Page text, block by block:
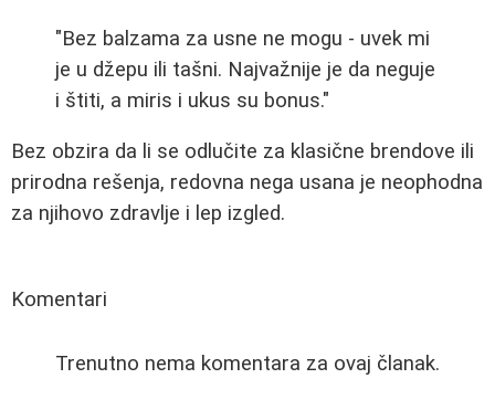
"Bez balzama za usne ne mogu - uvek mi
je u džepu ili tašni. Najvažnije je da neguje
i štiti, a miris i ukus su bonus."
Bez obzira da li se odlučite za klasične brendove ili
prirodna rešenja, redovna nega usana je neophodna
za njihovo zdravlje i lep izgled.
Komentari
Trenutno nema komentara za ovaj članak.